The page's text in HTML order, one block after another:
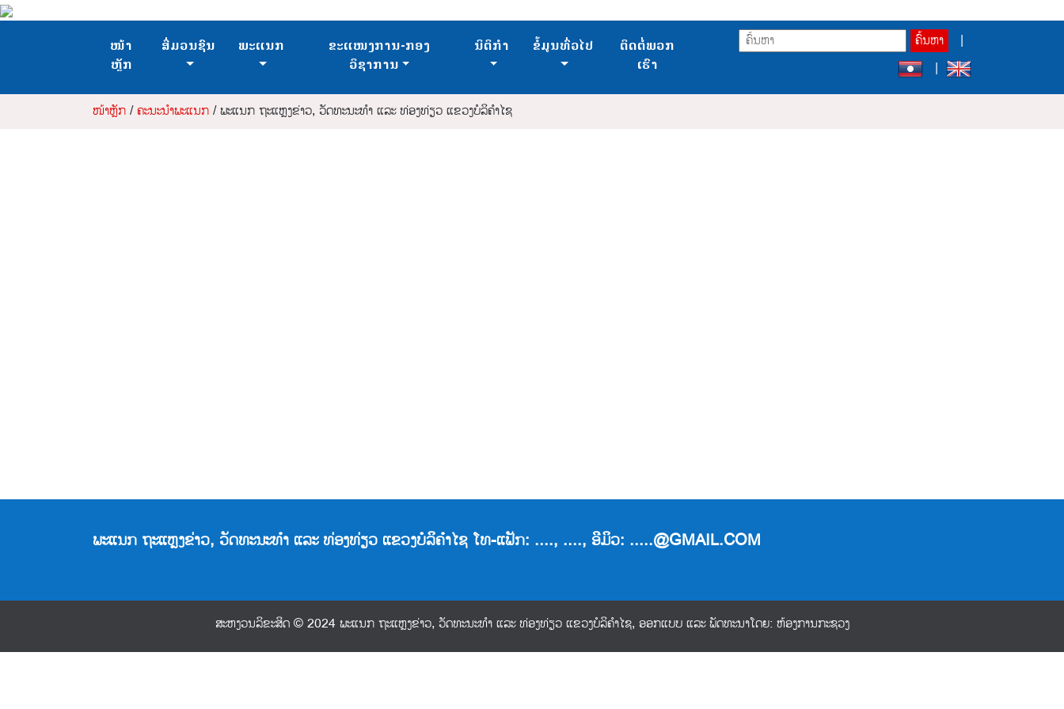
ໜ້າ
ຫຼັກ
ສື່ມວນຊົນ ພະແນກ
ຂະແໜງການ-ກອງ
ວິຊາການ
ນິຕິກຳ ຂໍ້ມູນທົ່ວໄປ
ຕິດຕໍ່ພວກ
ເຮົາ
ຄົ້ນຫາ
ໜ້າຫຼັກ /ຄະນະນໍາພະແນກ / ພະແນກ ຖະແຫຼງຂ່າວ, ວັດທະນະທຳ ແລະ ທ່ອງທ່ຽວ ແຂວງບໍລິຄໍາໄຊ
ພະແນກ ຖະແຫຼງຂ່າວ, ວັດທະນະທຳ ແລະ ທ່ອງທ່ຽວ ແຂວງບໍລິຄໍາໄຊ ໂທ-ແຟັກ: ...., ...., ອີມິວ: .....@GMAIL.COM
ສະຫງວນລິຂະສິດ © 2024 ພະແນກ ຖະແຫຼງຂ່າວ, ວັດທະນະທຳ ແລະ ທ່ອງທ່ຽວ ແຂວງບໍລິຄໍາໄຊ, ອອກແບບ ແລະ ພັດທະນາໂດຍ: ຫ້ອງການກະຊວງ